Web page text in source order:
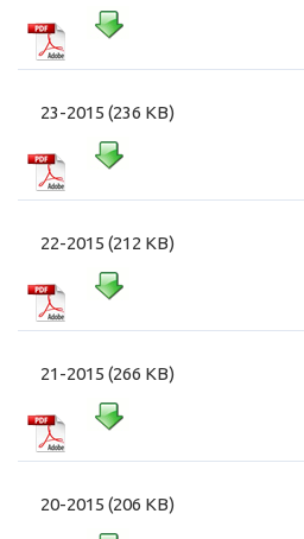
23-2015 (236 KB)
22-2015 (212 KB)
21-2015 (266 KB)
20-2015 (206 KB)